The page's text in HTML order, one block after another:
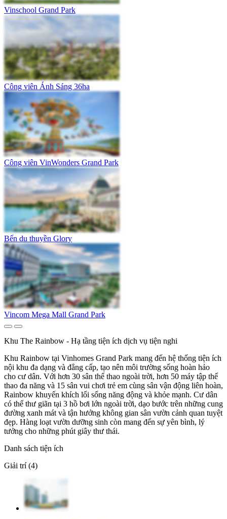
Vinschool Grand Park
Công viên Ánh Sáng 36ha
Công viên VinWonders Grand Park
Bến du thuyền Glory
Vincom Mega Mall Grand Park
Khu The Rainbow - Hạ tầng tiện ích dịch vụ tiện nghi
Khu Rainbow tại Vinhomes Grand Park mang đến hệ thống tiện ích
nội khu đa dạng và đẳng cấp, tạo nên môi trường sống hoàn hảo
cho cư dân. Với hơn 30 sân thể thao ngoài trời, hơn 50 máy tập thể
thao đa năng và 15 sân vui chơi trẻ em cùng sân vận động liên hoàn,
Rainbow khuyến khích lối sống năng động và khỏe mạnh. Cư dân
có thể thư giãn tại 3 hồ bơi lớn ngoài trời, dạo bước trên những cung
đường xanh mát và tận hưởng không gian sân vườn cảnh quan tuyệt
đẹp. Hàng loạt vườn dưỡng sinh còn mang đến sự yên bình, lý
tưởng cho những phút giây thư thái.
Danh sách tiện ích
Giải trí (4)